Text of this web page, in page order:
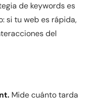
de keywords es
si tu web es rápida,
del
Mide cuánto tarda